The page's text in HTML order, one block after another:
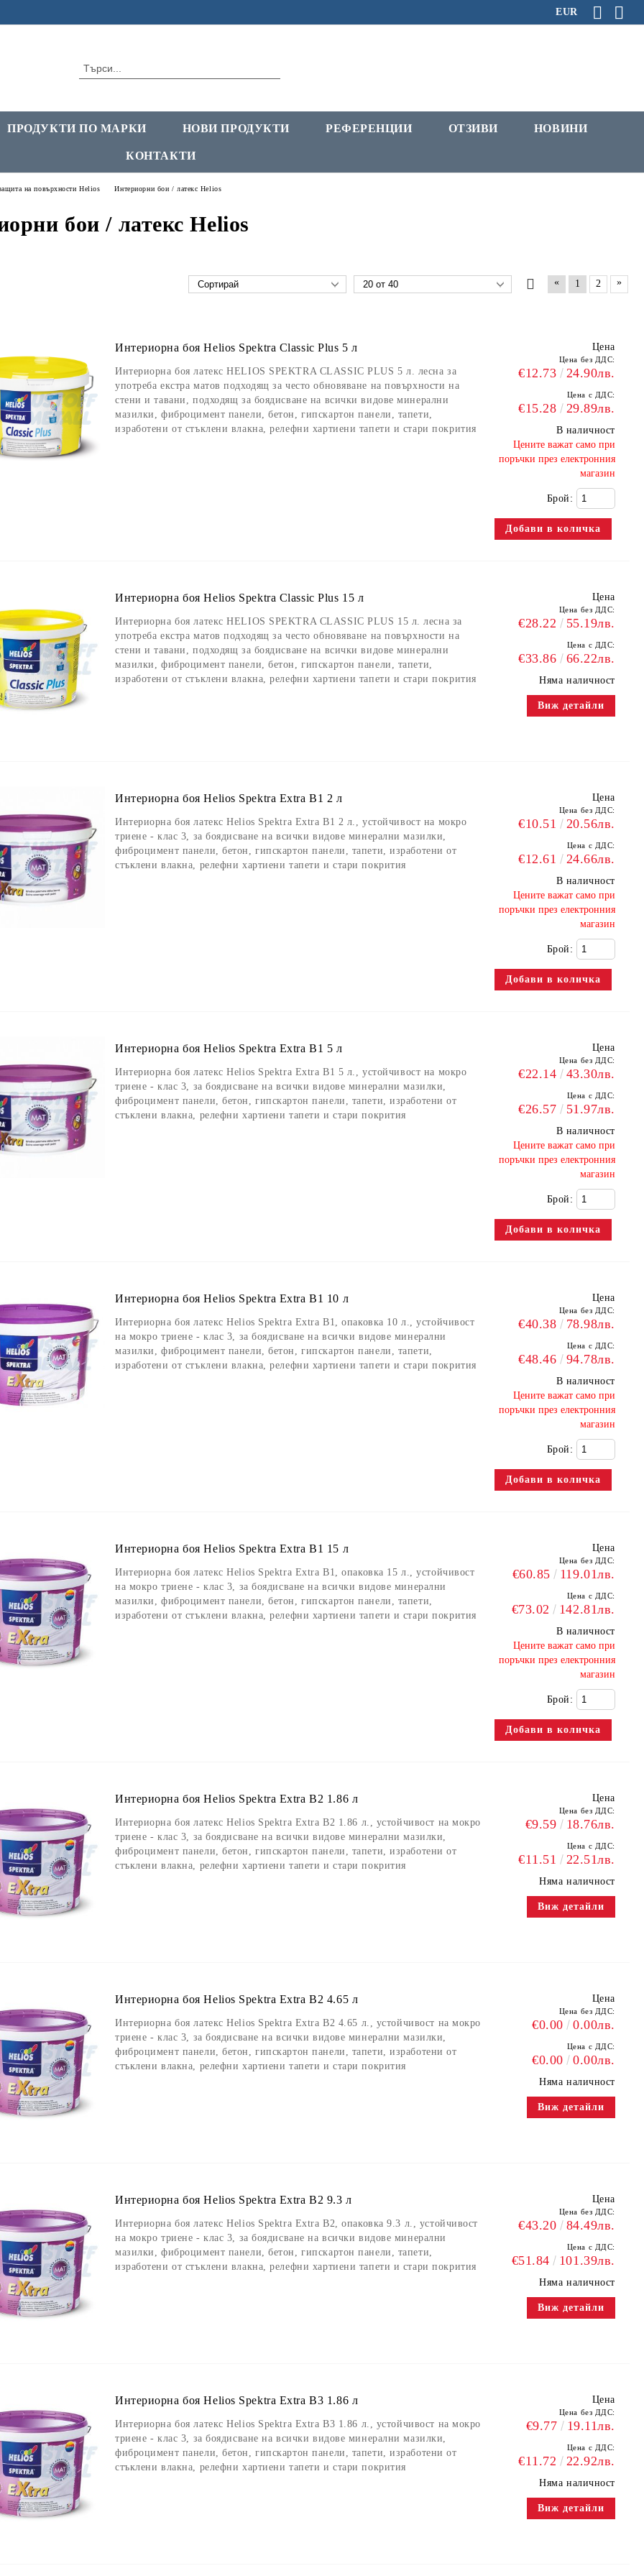
EUR
ПРОДУКТИ ПО МАРКИ НОВИ ПРОДУКТИ РЕФЕРЕНЦИИ ОТЗИВИ НОВИНИ
КОНТАКТИ
на повърхности Helios Интериорни бои / латекс Helios
бои / латекс Helios
« 1 2 »
Интериорна боя Helios Spektra Classic Plus 5 л
Интериорна боя латекс HELIOS SPEKTRA CLASSIC PLUS 5 л. лесна за
употреба екстра матов подходящ за често обновяване на повърхности на
стени и тавани, подходящ за боядисване на всички видове минерални
мазилки, фиброцимент панели, бетон, гипскартон панели, тапети,
изработени от стъклени влакна, релефни хартиени тапети и стари покрития
Цена
Цена без ДДС:
€12.73 24.90лв.
Цена с ДДС:
€15.28 29.89лв.
В наличност
​Цените важат само при
поръчки през електронния
магазин
Брой:
Интериорна боя Helios Spektra Classic Plus 15 л
Интериорна боя латекс HELIOS SPEKTRA CLASSIC PLUS 15 л. лесна за
употреба екстра матов подходящ за често обновяване на повърхности на
стени и тавани, подходящ за боядисване на всички видове минерални
мазилки, фиброцимент панели, бетон, гипскартон панели, тапети,
изработени от стъклени влакна, релефни хартиени тапети и стари покрития
Цена
Цена без ДДС:
€28.22 55.19лв.
Цена с ДДС:
€33.86 66.22лв.
Няма наличност
Виж детайли
Интериорна боя Helios Spektra Extra B1 2 л
Интериорна боя латекс Helios Spektra Extra B1 2 л., устойчивост на мокро
триене - клас 3, за боядисване на всички видове минерални мазилки,
фиброцимент панели, бетон, гипскартон панели, тапети, изработени от
стъклени влакна, релефни хартиени тапети и стари покрития
Цена
Цена без ДДС:
€10.51 20.56лв.
Цена с ДДС:
€12.61 24.66лв.
В наличност
​Цените важат само при
поръчки през електронния
магазин
Брой:
Интериорна боя Helios Spektra Extra B1 5 л
Интериорна боя латекс Helios Spektra Extra B1 5 л., устойчивост на мокро
триене - клас 3, за боядисване на всички видове минерални мазилки,
фиброцимент панели, бетон, гипскартон панели, тапети, изработени от
стъклени влакна, релефни хартиени тапети и стари покрития
Цена
Цена без ДДС:
€22.14 43.30лв.
Цена с ДДС:
€26.57 51.97лв.
В наличност
​Цените важат само при
поръчки през електронния
магазин
Брой:
Интериорна боя Helios Spektra Extra B1 10 л
Интериорна боя латекс Helios Spektra Extra B1, опаковка 10 л., устойчивост
на мокро триене - клас 3, за боядисване на всички видове минерални
мазилки, фиброцимент панели, бетон, гипскартон панели, тапети,
изработени от стъклени влакна, релефни хартиени тапети и стари покрития
Цена
Цена без ДДС:
€40.38 78.98лв.
Цена с ДДС:
€48.46 94.78лв.
В наличност
​Цените важат само при
поръчки през електронния
магазин
Брой:
Интериорна боя Helios Spektra Extra B1 15 л
Интериорна боя латекс Helios Spektra Extra B1, опаковка 15 л., устойчивост
на мокро триене - клас 3, за боядисване на всички видове минерални
мазилки, фиброцимент панели, бетон, гипскартон панели, тапети,
изработени от стъклени влакна, релефни хартиени тапети и стари покрития
Цена
Цена без ДДС:
€60.85 119.01лв.
Цена с ДДС:
€73.02 142.81лв.
В наличност
​Цените важат само при
поръчки през електронния
магазин
Брой:
Интериорна боя Helios Spektra Extra B2 1.86 л
Интериорна боя латекс Helios Spektra Extra B2 1.86 л., устойчивост на мокро
триене - клас 3, за боядисване на всички видове минерални мазилки,
фиброцимент панели, бетон, гипскартон панели, тапети, изработени от
стъклени влакна, релефни хартиени тапети и стари покрития
Цена
Цена без ДДС:
€9.59 18.76лв.
Цена с ДДС:
€11.51 22.51лв.
Няма наличност
Виж детайли
Интериорна боя Helios Spektra Extra B2 4.65 л
Интериорна боя латекс Helios Spektra Extra B2 4.65 л., устойчивост на мокро
триене - клас 3, за боядисване на всички видове минерални мазилки,
фиброцимент панели, бетон, гипскартон панели, тапети, изработени от
стъклени влакна, релефни хартиени тапети и стари покрития
Цена
Цена без ДДС:
€0.00 0.00лв.
Цена с ДДС:
€0.00 0.00лв.
Няма наличност
Виж детайли
Интериорна боя Helios Spektra Extra B2 9.3 л
Интериорна боя латекс Helios Spektra Extra B2, опаковка 9.3 л., устойчивост
на мокро триене - клас 3, за боядисване на всички видове минерални
мазилки, фиброцимент панели, бетон, гипскартон панели, тапети,
изработени от стъклени влакна, релефни хартиени тапети и стари покрития
Цена
Цена без ДДС:
€43.20 84.49лв.
Цена с ДДС:
€51.84 101.39лв.
Няма наличност
Виж детайли
Интериорна боя Helios Spektra Extra B3 1.86 л
Интериорна боя латекс Helios Spektra Extra B3 1.86 л., устойчивост на мокро
триене - клас 3, за боядисване на всички видове минерални мазилки,
фиброцимент панели, бетон, гипскартон панели, тапети, изработени от
стъклени влакна, релефни хартиени тапети и стари покрития
Цена
Цена без ДДС:
€9.77 19.11лв.
Цена с ДДС:
€11.72 22.92лв.
Няма наличност
Виж детайли